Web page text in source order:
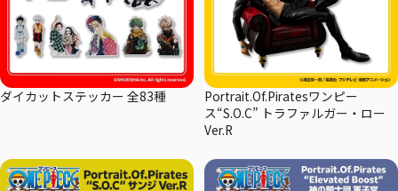
ダイカットステッカー 全83種
Portrait.Of.Piratesワンピー
ス“S.O.C” トラファルガー・ロー
Ver.R